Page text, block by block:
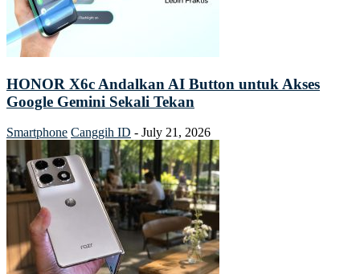
HONOR X6c Andalkan AI Button untuk Akses
Google Gemini Sekali Tekan
Smartphone Canggih ID - July 21, 2026